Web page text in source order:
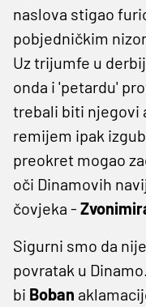
naslova stigao
pobjedničkim
Uz trijumfe u
onda i 'petardu'
trebali biti njegovi
remijem ipak
preokret mogao
oči Dinamovih
čovjeka -
Sigurni smo da
povratak u
bi Boban